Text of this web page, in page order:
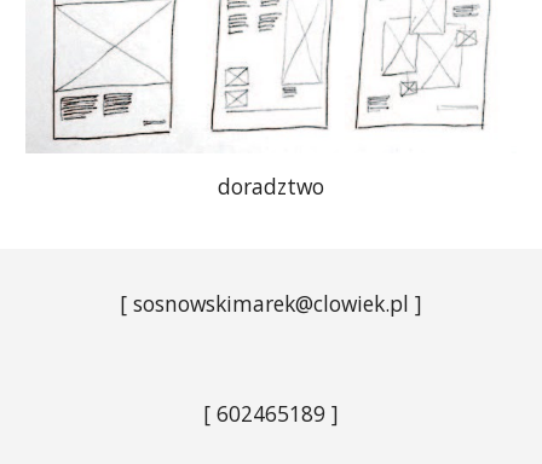
doradztwo
[ sosnowskimarek@clowiek.pl ]
[ 602465189 ]